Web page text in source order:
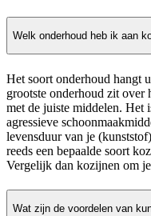
Welk onderhoud heb ik aan
Het soort onderhoud hangt
grootste onderhoud zit over
met de juiste middelen. Het
agressieve
levensduur van je
reeds een bepaalde soort
Vergelijk dan kozijnen om
Wat zijn de voordelen van